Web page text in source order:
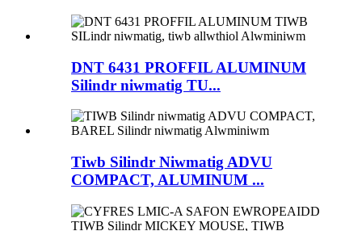
DNT 6431 PROFFIL ALUMINUM
Silindr niwmatig TU...
Tiwb Silindr Niwmatig ADVU
COMPACT, ALUMINUM ...